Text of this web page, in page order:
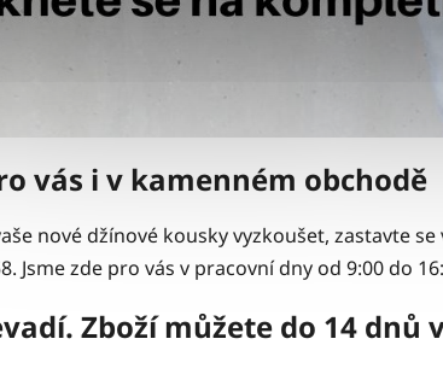
vás i v kamenném obchodě
nové džínové kousky vyzkoušet, zastavte
Jsme zde pro vás v pracovní dny od 9:00 do
Zboží můžete do 14 dnů